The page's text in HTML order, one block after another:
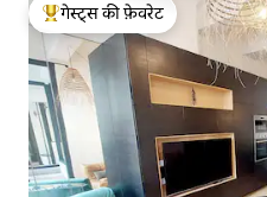
गेस्ट्स का टॉप फ़ेवरेट
गेस्ट्स की फ़ेवरेट